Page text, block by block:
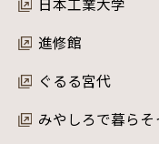
進修館
ぐるる宮代
みやしろで暮らそ